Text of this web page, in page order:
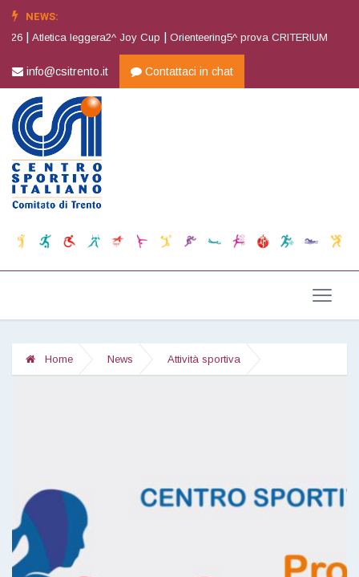
NEWS:
| Atletica leggera2^ Joy Cup | Orienteering5^ prova CRITERIUM CSI
info@csitrento.it Contattaci in chat
Home News Attività sportiva